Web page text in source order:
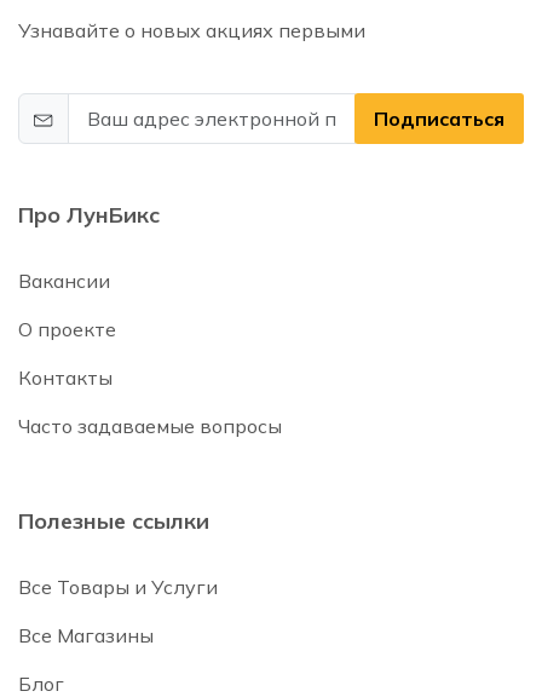
Узнавайте о новых акциях первыми
Подписаться
Про ЛунБикс
Вакансии
О проекте
Контакты
Часто задаваемые вопросы
Полезные ссылки
Все Товары и Услуги
Все Магазины
Блог